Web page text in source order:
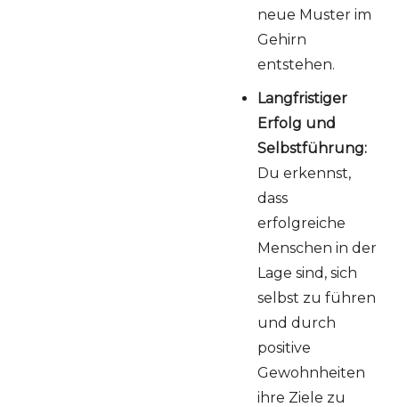
neue Muster im
Gehirn
entstehen.
Langfristiger
Erfolg und
Selbstführung:
Du erkennst,
dass
erfolgreiche
Menschen in der
Lage sind, sich
selbst zu führen
und durch
positive
Gewohnheiten
ihre Ziele zu